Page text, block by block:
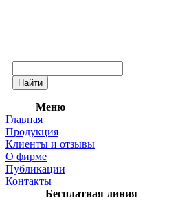
Меню
Главная
Продукция
Клиенты и отзывы
О фирме
Публикации
Контакты
Бесплатная линия